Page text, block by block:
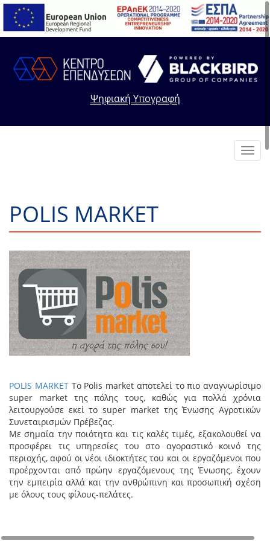
Ψηφιακή Υπογραφή
POLIS MARKET
POLIS MARKETΤο Polis market αποτελεί το πιο αναγνωρίσιμο
super market της πόλης τους, καθώς για πολλά χρόνια
λειτουργούσε εκεί το super market της Ένωσης Αγροτικών
Συνεταιρισμών Πρέβεζας.
Με σημαία την ποιότητα και τις καλές τιμές, εξακολουθεί να
προσφέρει τις υπηρεσίες του στο αγοραστικό κοινό της
περιοχής, αφού οι νέοι ιδιοκτήτες του και οι εργαζόμενοι που
προέρχονται από πρώην εργαζόμενους της Ένωσης, έχουν
την εμπειρία αλλά και την ανθρώπινη και προσωπική σχέση
με όλους τους φίλους-πελάτες.
−